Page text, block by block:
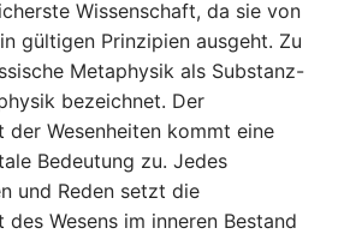
Wissenschaft, da sie von
gültigen Prinzipien ausgeht. Zu
Metaphysik als Substanz-
bezeichnet. Der
der Wesenheiten kommt eine
Bedeutung zu. Jedes
und Reden setzt die
Wesens im inneren Bestand